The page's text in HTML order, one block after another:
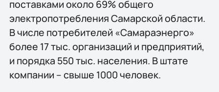
поставками около 69% общего
электропотребления Самарской области.
В числе потребителей «Самараэнерго»
более 17 тыс. организаций и предприятий,
и порядка 550 тыс. населения. В штате
компании – свыше 1000 человек.